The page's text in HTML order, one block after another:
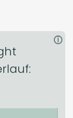
i